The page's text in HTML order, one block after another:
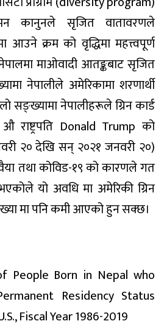
कानुनले सृजित वातावरणले
आउने क्रम को वृद्धिमा महत्त्वपूर्ण
माओवादी आतङ्कबाट सृजित
नेपालीले अमेरिकामा शरणार्थी
सङ्ख्यामा नेपालीहरूले ग्रिन कार्ड
राष्ट्रपति Donald Trump को
२० देखि सन् २०२१ जनवरी २०)
तथा कोविड-१९ को कारणले गत
यो अवधि मा अमेरिकी ग्रिन
मा पनि कमी आएको हुन सक्छ।
People Born in Nepal who
Residency Status
Fiscal Year 1986-2019